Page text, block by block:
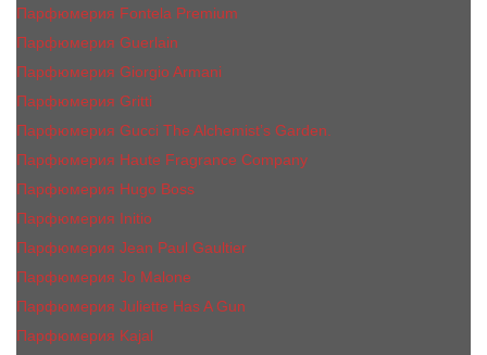
Парфюмерия Fontela Premium
Парфюмерия Guerlain
Парфюмерия Giorgio Armani
Парфюмерия Gritti
Парфюмерия Gucci The Alchemist’s Garden.
Парфюмерия Haute Fragrance Company
Парфюмерия Hugo Boss
Парфюмерия Initio
Парфюмерия Jean Paul Gaultier
Парфюмерия Jо Malоnе
Парфюмерия Juliette Has A Gun
Парфюмерия Kajal